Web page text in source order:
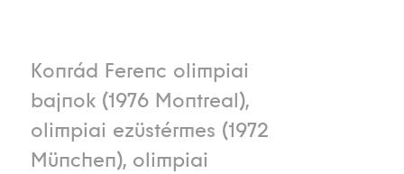
Konrád Ferenc olimpiai
bajnok (1976 Montreal),
olimpiai ezüstérmes (1972
München), olimpiai